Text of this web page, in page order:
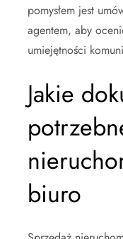
pomysłem jest
agentem, aby
umiejętności
Jakie
biuro